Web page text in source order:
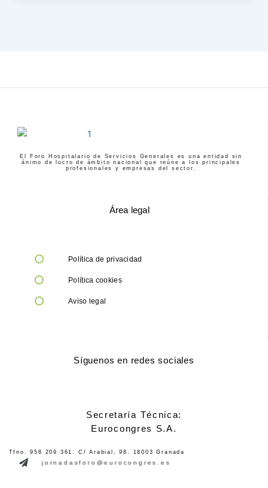
El Foro Hospitalario de Servicios Generales es una entidad sin
ánimo de lucro de ámbito nacional que reúne a los principales
profesionales y empresas del sector.
Área legal
Política de privacidad
Política cookies
Aviso legal
Síguenos en redes sociales
Secretaría Técnica:
Eurocongres S.A.
Tfno. 958 209 361. C/ Arabial, 98. 18003 Granada
jornadasforo@eurocongres.es